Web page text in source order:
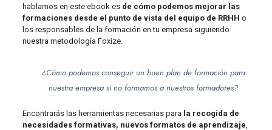
hablamos en este ebook es de cómo podemos mejorar las
formaciones desde el punto de vista del equipo de RRHH o
los responsables de la formación en tu empresa siguiendo
nuestra metodología Foxize.
¿Cómo podemos conseguir un buen plan de formación para
nuestra empresa si no formamos a nuestros formadores?
Encontrarás las herramientas necesarias para la recogida de
necesidades formativas, nuevos formatos de aprendizaje,